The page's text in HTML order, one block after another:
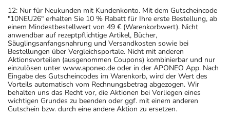
12: Nur für Neukunden mit Kundenkonto. Mit dem Gutscheincode
"10NEU26" erhalten Sie 10 % Rabatt für Ihre erste Bestellung, ab
einem Mindestbestellwert von 49 € (Warenkorbwert). Nicht
anwendbar auf rezeptpflichtige Artikel, Bücher,
Säuglingsanfangsnahrung und Versandkosten sowie bei
Bestellungen über Vergleichsportale. Nicht mit anderen
Aktionsvorteilen (ausgenommen Coupons) kombinierbar und nur
einzulösen unter www.aponeo.de oder in der APONEO App. Nach
Eingabe des Gutscheincodes im Warenkorb, wird der Wert des
Vorteils automatisch vom Rechnungsbetrag abgezogen. Wir
behalten uns das Recht vor, die Aktionen bei Vorliegen eines
wichtigen Grundes zu beenden oder ggf. mit einem anderen
Gutschein bzw. durch eine andere Aktion zu ersetzen.